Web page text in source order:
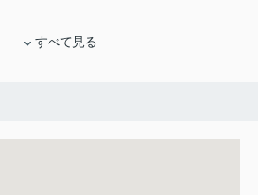
すべて見る